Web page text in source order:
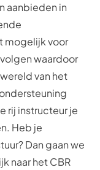
aanbieden in
mogelijk voor
waardoor
van het
rij instructeur je
Heb je
Dan gaan we
naar het CBR